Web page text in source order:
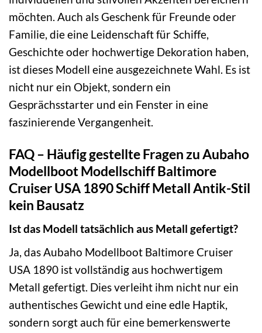
möchten. Auch als Geschenk für Freunde oder
Familie, die eine Leidenschaft für Schiffe,
Geschichte oder hochwertige Dekoration haben,
ist dieses Modell eine ausgezeichnete Wahl. Es ist
nicht nur ein Objekt, sondern ein
Gesprächsstarter und ein Fenster in eine
faszinierende Vergangenheit.
FAQ – Häufig gestellte Fragen zu Aubaho
Modellboot Modellschiff Baltimore
Cruiser USA 1890 Schiff Metall Antik-Stil
kein Bausatz
Ist das Modell tatsächlich aus Metall gefertigt?
Ja, das Aubaho Modellboot Baltimore Cruiser
USA 1890 ist vollständig aus hochwertigem
Metall gefertigt. Dies verleiht ihm nicht nur ein
authentisches Gewicht und eine edle Haptik,
sondern sorgt auch für eine bemerkenswerte